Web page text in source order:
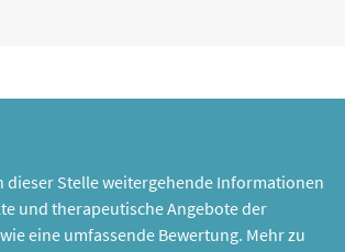
Stelle weitergehende Informationen
und therapeutische Angebote der
eine umfassende Bewertung. Mehr zu